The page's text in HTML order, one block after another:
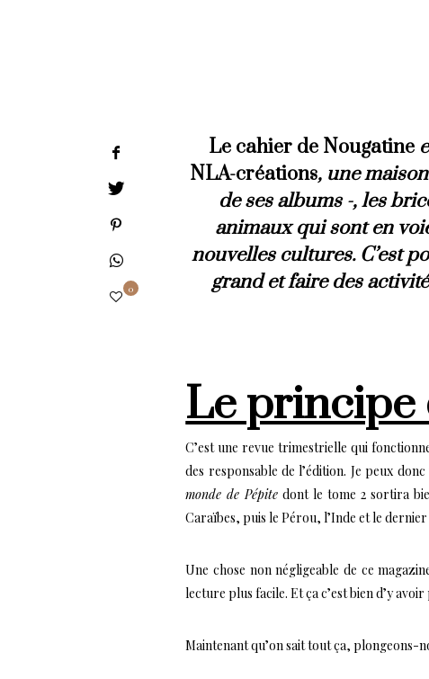
0
Le cahier de Nougatine
NLA-créations, une
de ses albums -, les
animaux qui sont en
nouvelles cultures. C’est
grand et faire des
Le principe
C’est une revue trimestrielle qui
des responsable de l’édition. Je peux
monde de Pépite dont le tome 2 sortira
Caraïbes, puis le Pérou, l’Inde et le
Une chose non négligeable de ce
lecture plus facile. Et ça c’est bien d’y avoir
Maintenant qu’on sait tout ça, plongeons-